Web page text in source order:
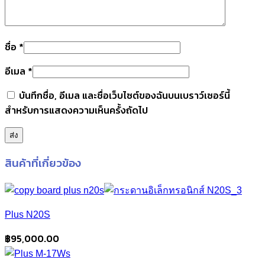
ชื่อ *
อีเมล *
บันทึกชื่อ, อีเมล และชื่อเว็บไซต์ของฉันบนเบราว์เซอร์นี้
สำหรับการแสดงความเห็นครั้งถัดไป
สินค้าที่เกี่ยวข้อง
Plus N20S
฿95,000.00